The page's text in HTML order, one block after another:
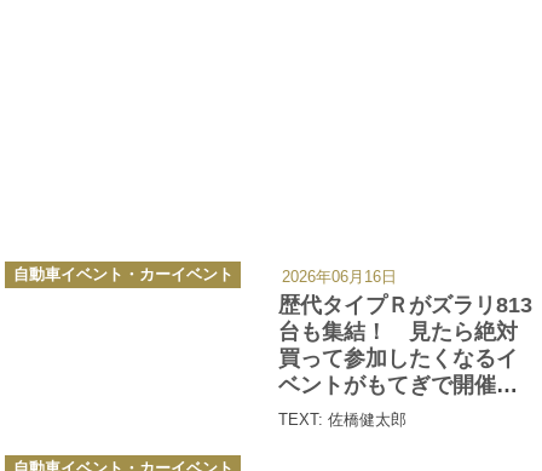
歴代タイプＲがズラリ813
台も集結！ 見たら絶対
買って参加したくなるイ
ベントがもてぎで開催さ
れた
TEXT: 佐橋健太郎
カ
テ
自動車イベント・カーイベント 2026年06月16日
カ